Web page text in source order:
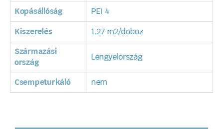
Kopásállóság PEI 4
Kiszerelés 1,27 m2/doboz
Származási
ország
Lengyelország
Csempeturkáló nem